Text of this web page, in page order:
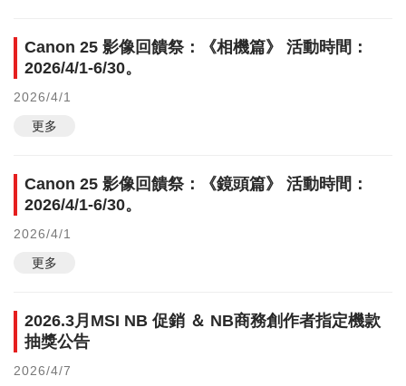
Canon 25 影像回饋祭：《相機篇》 活動時間：
2026/4/1-6/30。
2026/4/1
更多
Canon 25 影像回饋祭：《鏡頭篇》 活動時間：
2026/4/1-6/30。
2026/4/1
更多
2026.3月MSI NB 促銷 ＆ NB商務創作者指定機款
抽獎公告
2026/4/7